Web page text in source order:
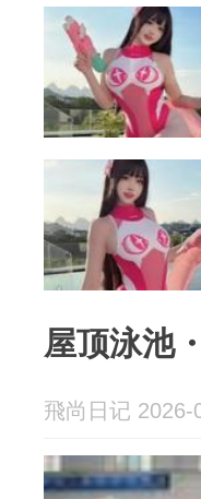
屋顶泳池
飛尚日记 2026-